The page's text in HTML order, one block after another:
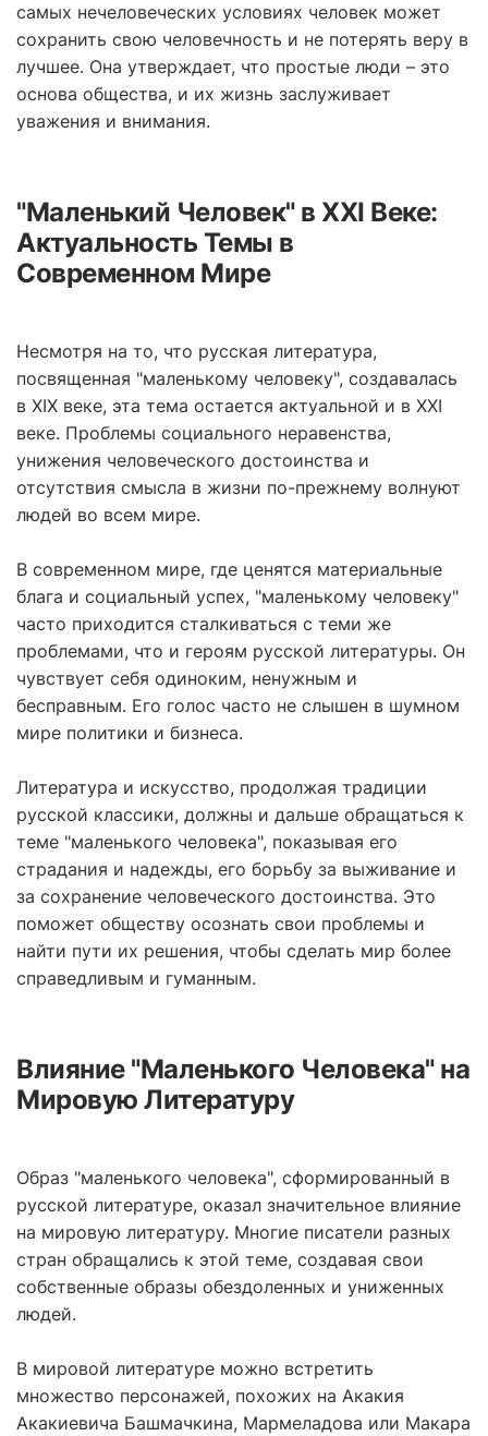
самых нечеловеческих условиях человек может
сохранить свою человечность и не потерять веру в
лучшее. Она утверждает, что простые люди – это
основа общества, и их жизнь заслуживает
уважения и внимания.
"Маленький Человек" в XXI Веке:
Актуальность Темы в
Современном Мире
Несмотря на то, что русская литература,
посвященная "маленькому человеку", создавалась
в XIX веке, эта тема остается актуальной и в XXI
веке. Проблемы социального неравенства,
унижения человеческого достоинства и
отсутствия смысла в жизни по-прежнему волнуют
людей во всем мире.
В современном мире, где ценятся материальные
блага и социальный успех, "маленькому человеку"
часто приходится сталкиваться с теми же
проблемами, что и героям русской литературы. Он
чувствует себя одиноким, ненужным и
бесправным. Его голос часто не слышен в шумном
мире политики и бизнеса.
Литература и искусство, продолжая традиции
русской классики, должны и дальше обращаться к
теме "маленького человека", показывая его
страдания и надежды, его борьбу за выживание и
за сохранение человеческого достоинства. Это
поможет обществу осознать свои проблемы и
найти пути их решения, чтобы сделать мир более
справедливым и гуманным.
Влияние "Маленького Человека" на
Мировую Литературу
Образ "маленького человека", сформированный в
русской литературе, оказал значительное влияние
на мировую литературу. Многие писатели разных
стран обращались к этой теме, создавая свои
собственные образы обездоленных и униженных
людей.
В мировой литературе можно встретить
множество персонажей, похожих на Акакия
Акакиевича Башмачкина, Мармеладова или Макара